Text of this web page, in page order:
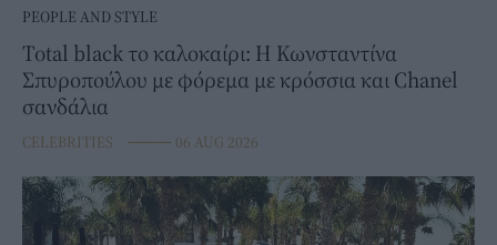
PEOPLE AND STYLE
Total black το καλοκαίρι: Η Κωνσταντίνα
Σπυροπούλου με φόρεμα με κρόσσια και Chanel
σανδάλια
CELEBRITIES ⸻ 06 AUG 2026